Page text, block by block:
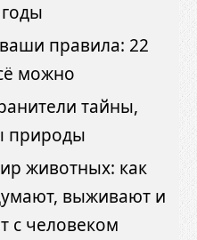
правила: 22
можно
тайны,
природы
животных: как
выживают и
с человеком